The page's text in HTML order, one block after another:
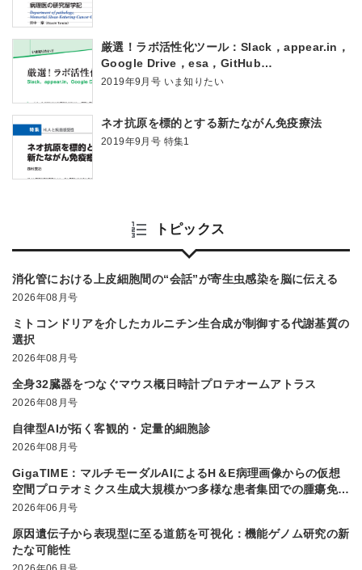
厳選！ラボ活性化ツール：Slack，appear.in，
Google Drive，esa，GitHub…
2019年9月号 いま知りたい
ネオ抗原を標的とする新たながん免疫療法
2019年9月号 特集1
トピックス
消化管における上皮細胞間の“会話”が寄生虫感染を脳に伝える
2026年08月号
ミトコンドリアを介したカルニチン生合成が制御する代謝基質の
選択
2026年08月号
全身32臓器をつなぐマウス概日時計プロテオームアトラス
2026年08月号
自律型AIが拓く客観的・定量的細胞診
2026年08月号
GigaTIME：マルチモーダルAIによるH＆E病理画像からの仮想
空間プロテオミクス生成大規模かつ多様な患者集団での腫瘍免疫
微小環境解析を実現
2026年06月号
原因遺伝子から表現型に至る道筋を可視化：機能ゲノム研究の新
たな可能性